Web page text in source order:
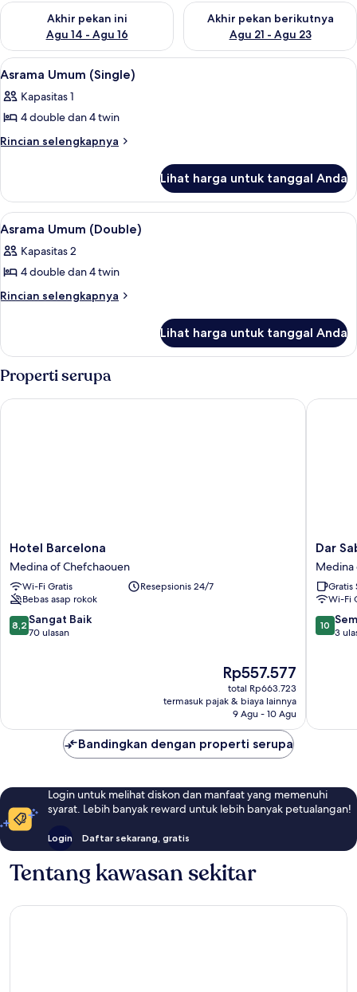
Akhir pekan ini
Agu 14 - Agu 16
Periksa ketersediaan untuk akhir pekan ini Agu 14 - Agu 16
Akhir pekan berikutnya
Agu 21 - Agu 23
Periksa ketersediaan untuk
Lihat
semua
foto
untuk
Asrama
4
Asrama Umum (Single)
Kapasitas 1
4 double dan 4 twin
Rincian selengkapnya
Rincian
Asrama
Umum
(Single)
Lihat harga untuk tanggal Anda
Lihat
semua
foto
untuk
Asrama
4
Asrama Umum (Double)
Kapasitas 2
4 double dan 4 twin
Rincian selengkapnya
Rincian
Asrama
Umum
(Double)
Lihat harga untuk tanggal Anda
Properti serupa
Hotel
Barcelona
Medina
of
Chefchaouen
Hotel Barcelona
Medina of Chefchaouen
Wi-Fi Gratis
Resepsionis 24/7
Bebas asap rokok
8.2
dari
8,2 Sangat Baik
70 ulasan
Harga
sekarang
Rp557.577
Rp557.577
total Rp663.723
termasuk pajak & biaya lainnya
9 Agu - 10 Agu
Hotel Barcelona
Dar
Sababa
Medina
of
Dar
Medina
Gratis
Wi-Fi
10.0
dari
10
3
Dar
Bandingkan dengan properti serupa
Login untuk melihat diskon dan manfaat yang memenuhi
syarat. Lebih banyak reward untuk lebih banyak petualangan!
Login Daftar sekarang, gratis
Tentang kawasan sekitar